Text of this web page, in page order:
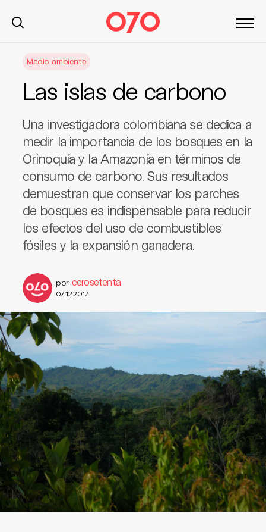
Medio ambiente
Las islas de carbono
Una investigadora colombiana se dedica a
medir la importancia de los bosques en la
Orinoquía y la Amazonía en términos de
consumo de carbono. Sus resultados
demuestran que conservar los parches
de bosques es indispensable para reducir
los efectos del uso de combustibles
fósiles y la expansión ganadera.
por cerosetenta
07.12.2017